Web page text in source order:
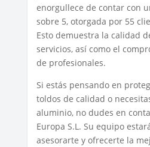
enorgullece de contar con
sobre 5, otorgada por 55
Esto demuestra la calidad
servicios, así como el
de profesionales.
Si estás pensando en
toldos de calidad o
aluminio, no dudes en
Europa S.L. Su equipo
asesorarte y ofrecerte la